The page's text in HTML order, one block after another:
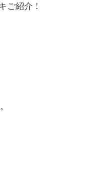
ご紹介！